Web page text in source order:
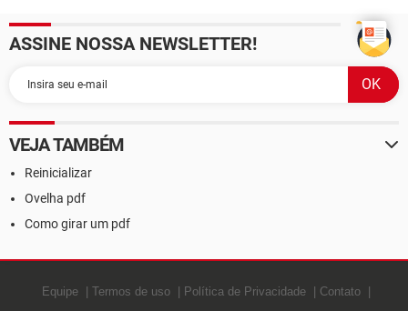
ASSINE NOSSA NEWSLETTER!
VEJA TAMBÉM
Reinicializar
Ovelha pdf
Como girar um pdf
Equipe Termos de uso Política de Privacidade
Contato